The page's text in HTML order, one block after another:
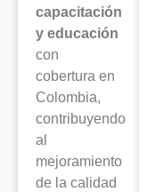
capacitación
y educación
con
cobertura en
Colombia,
contribuyendo
al
mejoramiento
de la calidad